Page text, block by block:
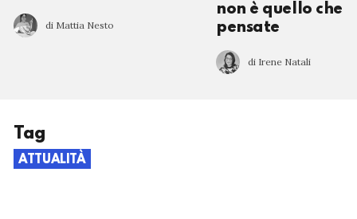
di Mattia Nesto
non è quello che
pensate
di Irene Natali
Tag
ATTUALITÀ